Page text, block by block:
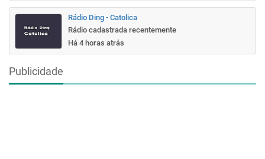
Rádio Ding - Catolica
Rádio cadastrada recentemente
Há 4 horas atrás
Publicidade